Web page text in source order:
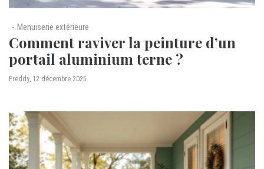
Menuiserie extérieure
Comment raviver la peinture d’un
portail aluminium terne ?
by
Freddy 12 décembre 2025